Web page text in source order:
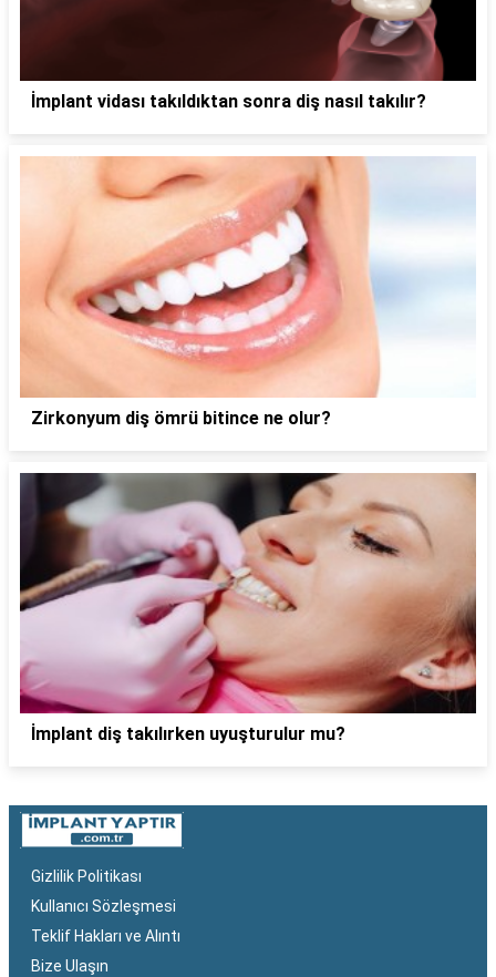
İmplant vidası takıldıktan sonra diş nasıl takılır?
Zirkonyum diş ömrü bitince ne olur?
İmplant diş takılırken uyuşturulur mu?
Gizlilik Politikası
Kullanıcı Sözleşmesi
Teklif Hakları ve Alıntı
Bize Ulaşın